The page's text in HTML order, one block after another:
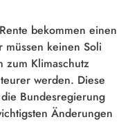
bekommen einen
müssen keinen Soli
zum Klimaschutz
werden. Diese
Bundesregierung
Änderungen